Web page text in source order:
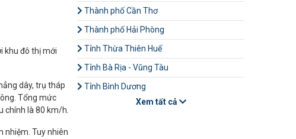
khu đô thị mới
dây, trụ tháp
Tổng mức
chính là 80 km/h.
nhiệm. Tuy nhiên
Thành phố Cần Thơ
Thành phố Hải Phòng
Tỉnh Thừa Thiên Huế
Tỉnh Bà Rịa - Vũng Tàu
Tỉnh Bình Dương
Xem tất cả